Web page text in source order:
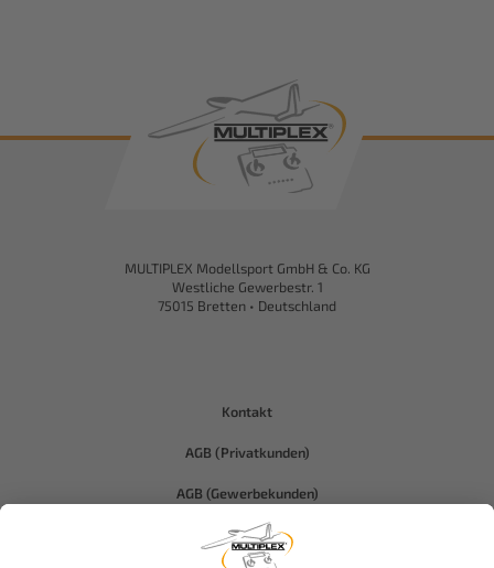
MULTIPLEX Modellsport GmbH & Co. KG
Westliche Gewerbestr. 1
75015 Bretten • Deutschland
Kontakt
AGB (Privatkunden)
AGB (Gewerbekunden)
Datenschutz